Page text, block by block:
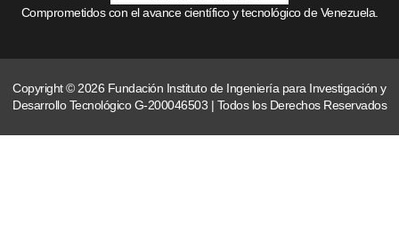
Comprometidos con el avance científico y tecnológico de Venezuela.
Copyright © 2026 Fundación Instituto de Ingeniería para Investigación y
Desarrollo Tecnológico G-200046503 | Todos los Derechos Reservados